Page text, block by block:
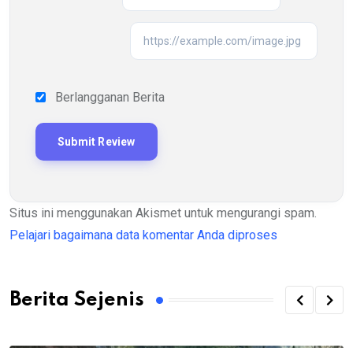
Berlangganan Berita
Situs ini menggunakan Akismet untuk mengurangi spam.
Pelajari bagaimana data komentar Anda diproses
Berita Sejenis